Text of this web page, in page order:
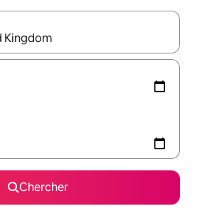
affichés, parcourez-les en utilisant
Chercher